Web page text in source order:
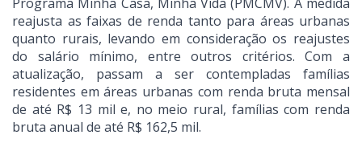
reajusta as faixas de renda tanto para áreas urbanas
quanto rurais, levando em consideração os reajustes
do salário mínimo, entre outros critérios. Com a
atualização, passam a ser contempladas famílias
residentes em áreas urbanas com renda bruta mensal
de até R$ 13 mil e, no meio rural, famílias com renda
bruta anual de até R$ 162,5 mil.